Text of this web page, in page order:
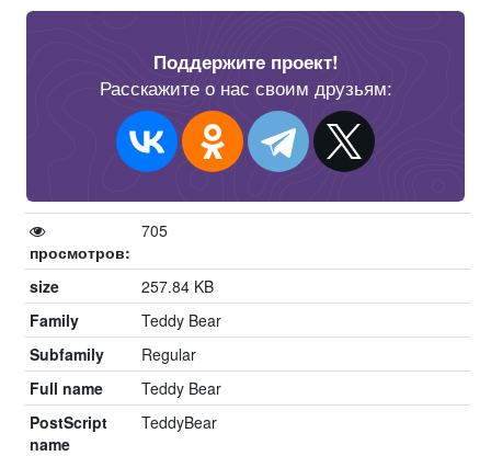
Поддержите проект!
Расскажите о нас своим друзьям:
просмотров:
705
size
257.84 KB
Family
Teddy Bear
Subfamily
Regular
Full name
Teddy Bear
PostScript
name
TeddyBear